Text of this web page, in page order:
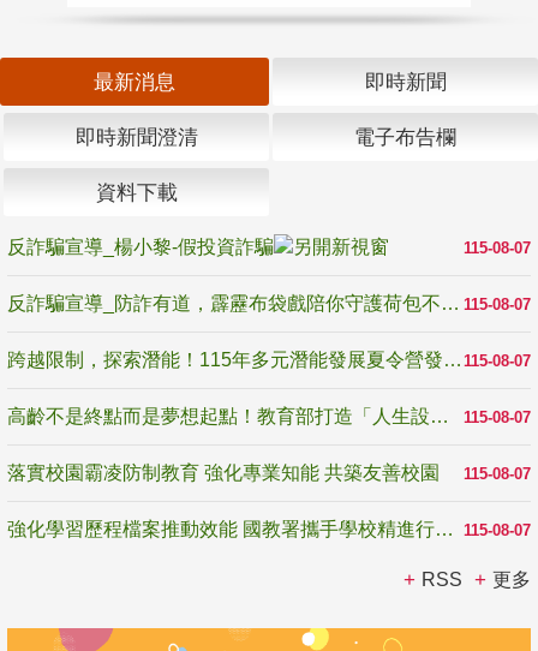
最新消息 即時新聞
即時新聞澄清 電子布告欄
資料下載
115-08-07
反詐騙宣導_楊小黎-假投資詐騙
115-08-07
反詐騙宣導_防詐有道，霹靂布袋戲陪你守護荷包不受騙
115-08-07
跨越限制，探索潛能！115年多元潛能發展夏令營發掘生命無限可能
115-08-07
高齡不是終點而是夢想起點！教育部打造「人生設計夢工場」 參展第3屆高齡健康產業博覽會
115-08-07
落實校園霸凌防制教育 強化專業知能 共築友善校園
115-08-07
強化學習歷程檔案推動效能 國教署攜手學校精進行政與教學支持
RSS 更多